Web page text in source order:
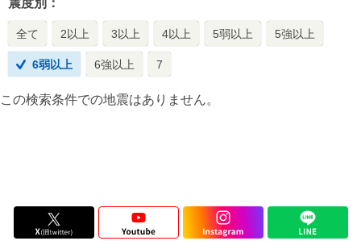
震度別：
全て 2以上 3以上 4以上 5弱以上 5強以上
6弱以上 6強以上 7
この検索条件での地震はありません。